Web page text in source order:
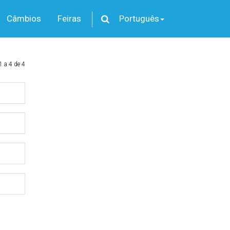
Câmbios Feiras Português
a 4 de 4